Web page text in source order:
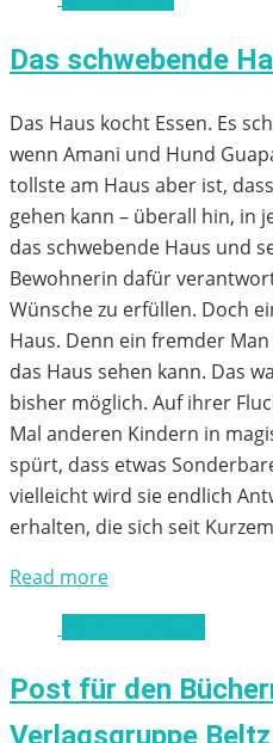
Das schwebende
Das Haus kocht Essen. Es
wenn Amani und Hund
tollste am Haus aber ist,
gehen kann – überall hin, in
das schwebende Haus und
Bewohnerin dafür
Wünsche zu erfüllen. Doch
Haus. Denn ein fremder
das Haus sehen kann. Das
bisher möglich. Auf ihrer
Mal anderen Kindern in
spürt, dass etwas
vielleicht wird sie endlich
erhalten, die sich seit
Read more
Post für den
Verlagsgruppe Beltz